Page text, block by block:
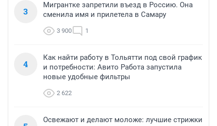
3
Мигрантке запретили въезд в Россию. Она
сменила имя и прилетела в Самару
3 900 1
4
Как найти работу в Тольятти под свой график
и потребности: Авито Работа запустила
новые удобные фильтры
2 622
Освежают и делают моложе: лучшие стрижки